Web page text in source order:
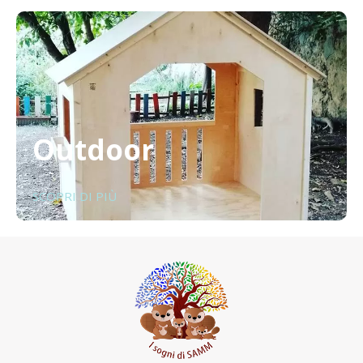
Outdoor
SCOPRI DI PIÙ